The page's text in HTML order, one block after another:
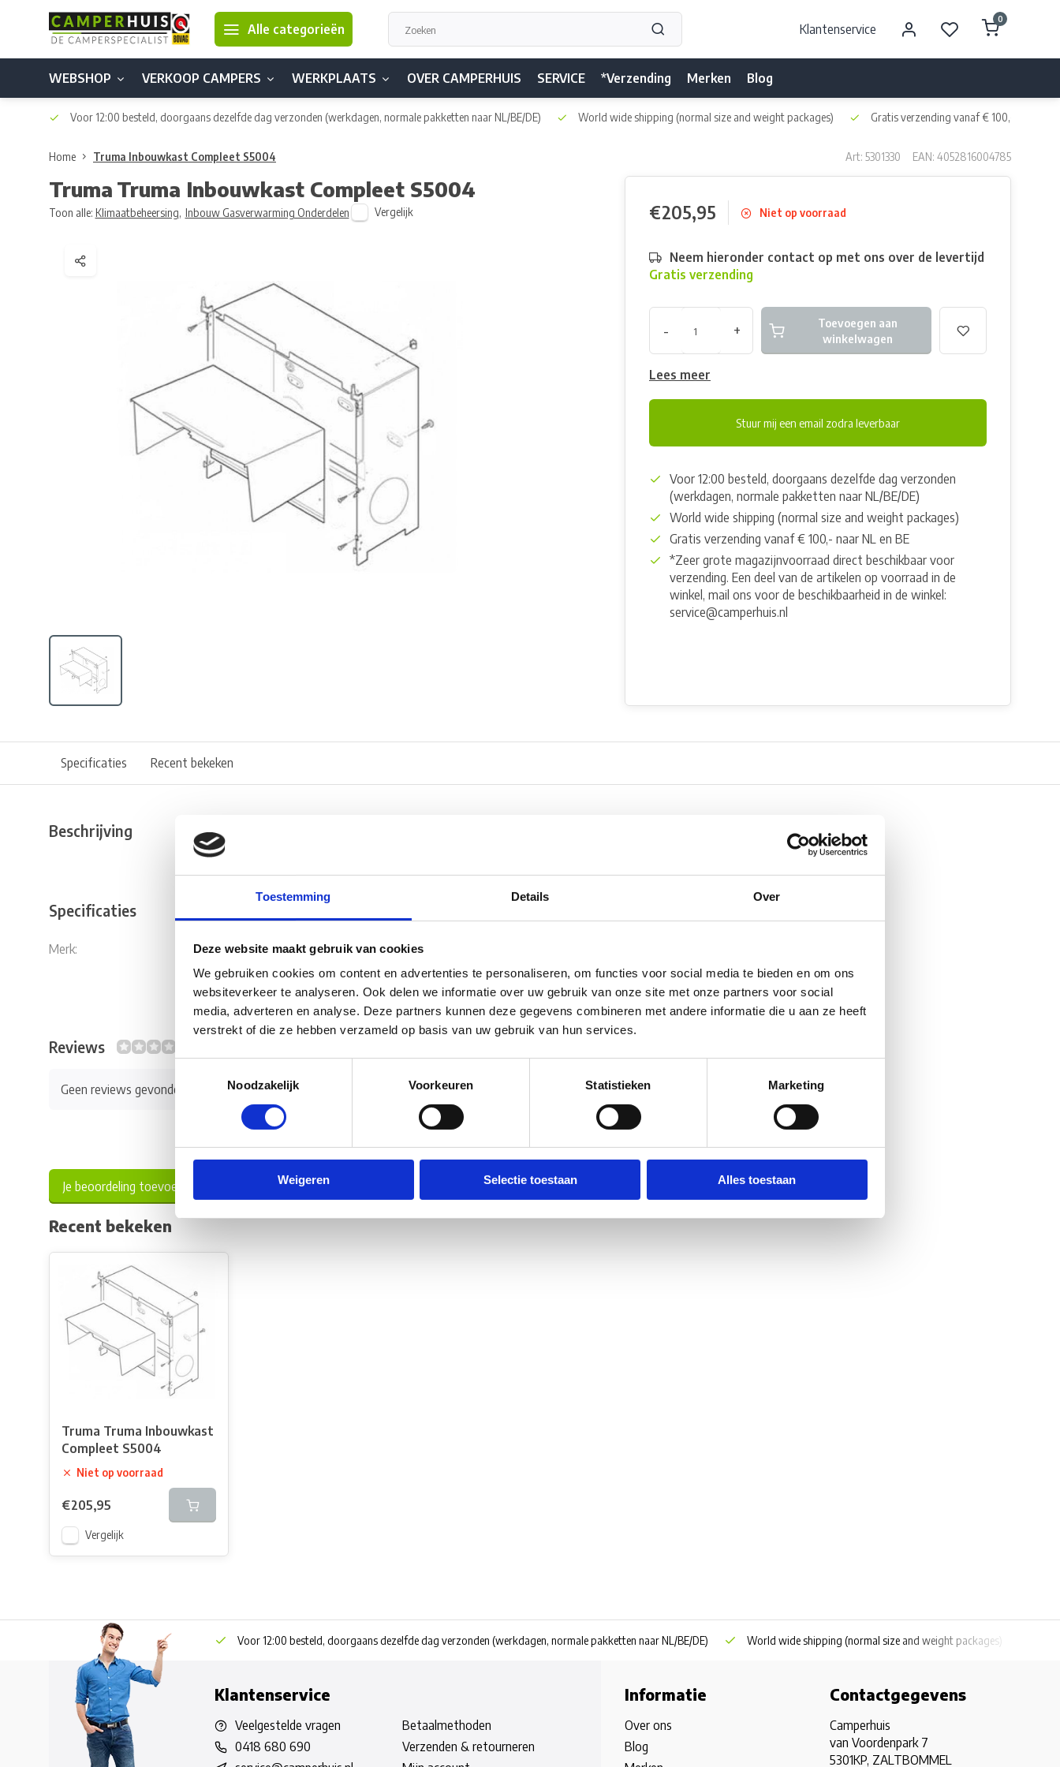
Toestemming Details Over
Deze website maakt gebruik van cookies
We gebruiken cookies om content en advertenties te personaliseren, om functies voor social media te bieden en om ons
websiteverkeer te analyseren. Ook delen we informatie over uw gebruik van onze site met onze partners voor social
media, adverteren en analyse. Deze partners kunnen deze gegevens combineren met andere informatie die u aan ze heeft
verstrekt of die ze hebben verzameld op basis van uw gebruik van hun services.
Noodzakelijk
Voorkeuren Statistieken Marketing
Weigeren Selectie toestaan Alles toestaan
Alle categorieën Klantenservice
0
WEBSHOP VERKOOP CAMPERS WERKPLAATS OVER CAMPERHUIS SERVICE *Verzending Merken Blog
Voor 12:00 besteld, doorgaans dezelfde dag verzonden (werkdagen, normale pakketten naar NL/BE/DE) World wide shipping (normal size and weight packages) Gratis verzending vanaf € 100,- naar NL
Home Truma Inbouwkast Compleet S5004 Art: 5301330 EAN: 4052816004785
Truma Truma Inbouwkast Compleet S5004
Toon alle: Klimaatbeheersing, Inbouw Gasverwarming Onderdelen Vergelijk €205,95 Niet op voorraad
Neem hieronder contact op met ons over de levertijd
Gratis verzending
- +
Toevoegen aan
winkelwagen
Lees meer
Stuur mij een email zodra leverbaar
Voor 12:00 besteld, doorgaans dezelfde dag verzonden
(werkdagen, normale pakketten naar NL/BE/DE)
World wide shipping (normal size and weight packages)
Gratis verzending vanaf € 100,- naar NL en BE
*Zeer grote magazijnvoorraad direct beschikbaar voor
verzending. Een deel van de artikelen op voorraad in de
winkel, mail ons voor de beschikbaarheid in de winkel:
service@camperhuis.nl
Specificaties Recent bekeken
Beschrijving
Specificaties
Merk: Truma
Reviews
Geen reviews gevonden
Je beoordeling toevoegen
Recent bekeken
Truma Truma Inbouwkast
Compleet S5004
Niet op voorraad
€205,95
Vergelijk
Voor 12:00 besteld, doorgaans dezelfde dag verzonden (werkdagen, normale pakketten naar NL/BE/DE) World wide shipping (normal size and weight packages)
Klantenservice
Veelgestelde vragen
0418 680 690
Betaalmethoden
Verzenden & retourneren
Informatie
Over ons
Blog
Contactgegevens
Camperhuis
van Voordenpark 7
5301KP, ZALTBOMMEL